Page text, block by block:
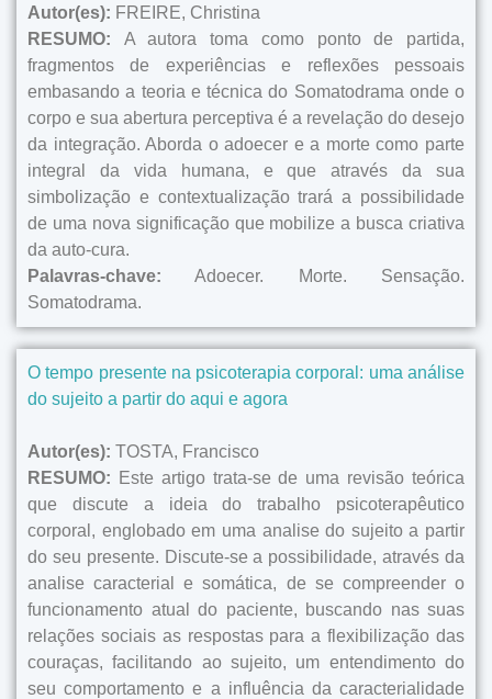
Autor(es): FREIRE, Christina
RESUMO: A autora toma como ponto de partida,
fragmentos de experiências e reflexões pessoais
embasando a teoria e técnica do Somatodrama onde o
corpo e sua abertura perceptiva é a revelação do desejo
da integração. Aborda o adoecer e a morte como parte
integral da vida humana, e que através da sua
simbolização e contextualização trará a possibilidade
de uma nova significação que mobilize a busca criativa
da auto-cura.
Palavras-chave: Adoecer. Morte. Sensação.
Somatodrama.
O tempo presente na psicoterapia corporal: uma análise
do sujeito a partir do aqui e agora
Autor(es): TOSTA, Francisco
RESUMO:
Este artigo trata-se de uma revisão teórica
que discute a ideia do trabalho psicoterapêutico
corporal, englobado em uma analise do sujeito a partir
do seu presente. Discute-se a possibilidade, através da
analise caracterial e somática, de se compreender o
funcionamento atual do paciente, buscando nas suas
relações sociais as respostas para a flexibilização das
couraças, facilitando ao sujeito, um entendimento do
seu comportamento e a influência da caracterialidade